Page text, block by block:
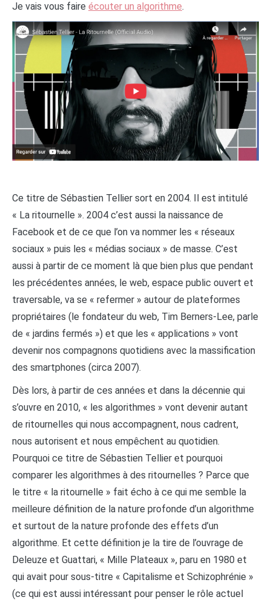
Je vais vous faire écouter un algorithme.
Ce titre de Sébastien Tellier sort en 2004. Il est intitulé
« La ritournelle ». 2004 c’est aussi la naissance de
Facebook et de ce que l’on va nommer les « réseaux
sociaux » puis les « médias sociaux » de masse. C’est
aussi à partir de ce moment là que bien plus que pendant
les précédentes années, le web, espace public ouvert et
traversable, va se « refermer » autour de plateformes
propriétaires (le fondateur du web, Tim Berners-Lee, parle
de « jardins fermés ») et que les « applications » vont
devenir nos compagnons quotidiens avec la massification
des smartphones (circa 2007).
Dès lors, à partir de ces années et dans la décennie qui
s’ouvre en 2010, « les algorithmes » vont devenir autant
de ritournelles qui nous accompagnent, nous cadrent,
nous autorisent et nous empêchent au quotidien.
Pourquoi ce titre de Sébastien Tellier et pourquoi
comparer les algorithmes à des ritournelles ? Parce que
le titre « la ritournelle » fait écho à ce qui me semble la
meilleure définition de la nature profonde d’un algorithme
et surtout de la nature profonde des effets d’un
algorithme. Et cette définition je la tire de l’ouvrage de
Deleuze et Guattari, « Mille Plateaux », paru en 1980 et
qui avait pour sous-titre « Capitalisme et Schizophrénie »
(ce qui est aussi intéressant pour penser le rôle actuel